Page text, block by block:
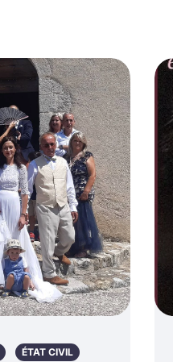
ÉTAT CIVIL